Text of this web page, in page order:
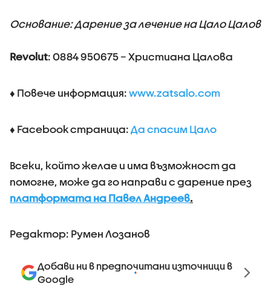
Основание: Дарение за лечение на Цало Цалов
Revolut: 0884 950675 – Христиана Цалова
♦ Повече информация: www.zatsalo.com
♦ Facebook страница: Да спасим Цало
Всеки, който желае и има възможност да
помогне, може да го направи с дарение през
платформата на Павел Андреев.
Редактор: Румен Лозанов
Добави ни в предпочитани източници в
Google